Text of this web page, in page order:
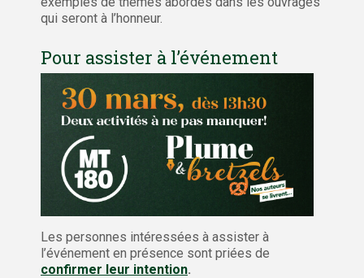
qui seront à l’honneur.
Pour assister à l’événement
Les personnes intéressées à assister à
l’événement en présence sont priées de
confirmer leur intention.